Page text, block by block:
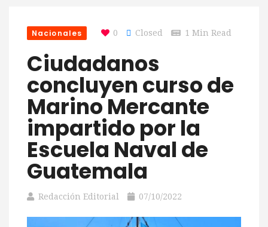
Nacionales 0 Closed 1 Min Read
Ciudadanos
concluyen curso de
Marino Mercante
impartido por la
Escuela Naval de
Guatemala
Redacción Editorial 07/10/2022